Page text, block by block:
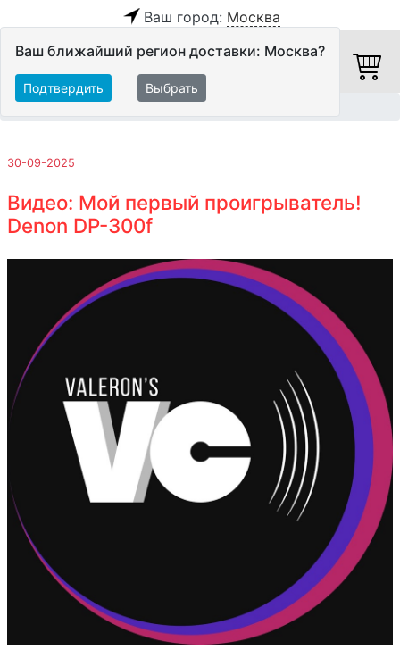
Ваш город: Москва
Ваш ближайший регион доставки: Москва?
Подтвердить Выбрать
30-09-2025
Видео: Мой первый проигрыватель!
Denon DP-300f